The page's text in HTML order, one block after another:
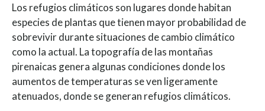
Los refugios climáticos son lugares donde habitan
especies de plantas que tienen mayor probabilidad de
sobrevivir durante situaciones de cambio climático
como la actual. La topografía de las montañas
pirenaicas genera algunas condiciones donde los
aumentos de temperaturas se ven ligeramente
atenuados, donde se generan refugios climáticos.